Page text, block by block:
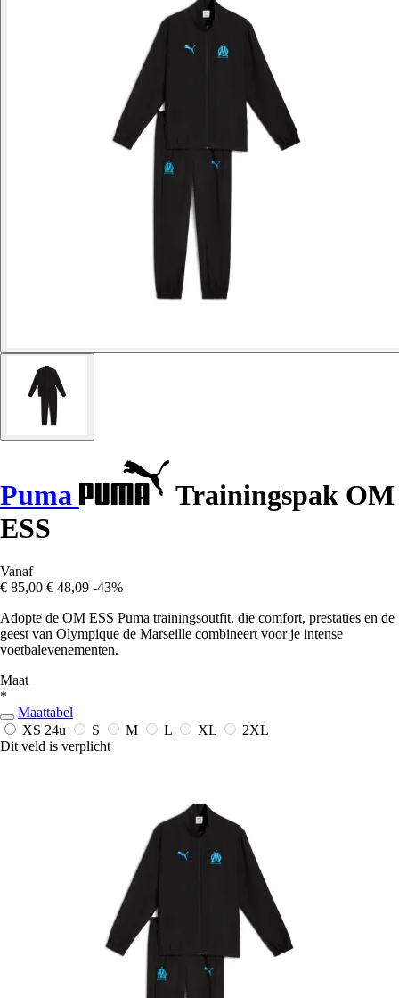
Puma
Trainingspak OM
ESS
Vanaf
€ 85,00 € 48,09 -43%
Adopte de OM ESS Puma trainingsoutfit, die comfort, prestaties en de
geest van Olympique de Marseille combineert voor je intense
voetbalevenementen.
Maat
*
Maattabel
XS 24u S M L XL
2XL
Dit veld is verplicht